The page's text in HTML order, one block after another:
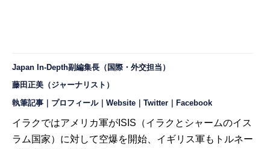
Japan In-Depth副編集長（国際・外交担当）
藤田正美（ジャーナリスト）
執筆記事 ｜ プロフィール｜Website ｜Twitter ｜Facebook
イラクではアメリカ軍がISIS（イラクとシャームのイス
ラム国家）に対して空爆を開始、イギリス軍もトルネー